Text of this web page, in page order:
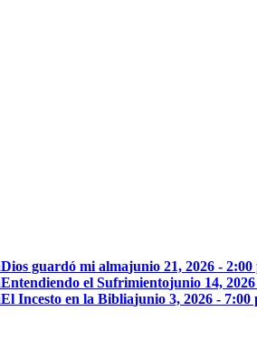
Dios guardó mi almajunio 21, 2026 - 2:00
Entendiendo el Sufrimientojunio 14,
El Incesto en la Bibliajunio 3, 2026 - 7:00